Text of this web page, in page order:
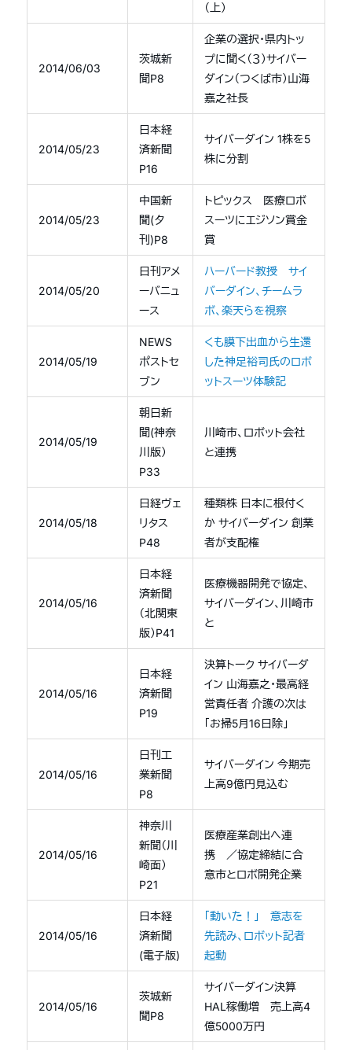
（上）
2014/06/03
茨城新
聞P8
企業の選択・県内トッ
プに聞く（３）サイバー
ダイン（つくば市）山海
嘉之社長
2014/05/23
日本経
済新聞
P16
サイバーダイン 1株を5
株に分割
2014/05/23
中国新
聞(夕
刊)P8
トピックス 医療ロボ
スーツにエジソン賞金
賞
2014/05/20
日刊アメ
ーバニュ
ース
ハーバード教授 サイ
バーダイン、チームラ
ボ、楽天らを視察
2014/05/19
NEWS
ポストセ
ブン
くも膜下出血から生還
した神足裕司氏のロボ
ットスーツ体験記
2014/05/19
朝日新
聞(神奈
川版）
P33
川崎市、ロボット会社
と連携
2014/05/18
日経ヴェ
リタス
P48
種類株 日本に根付く
か サイバーダイン 創業
者が支配権
2014/05/16
日本経
済新聞
（北関東
版）P41
医療機器開発で協定、
サイバーダイン、川崎市
と
2014/05/16
日本経
済新聞
P19
決算トーク サイバーダ
イン 山海嘉之・最高経
営責任者 介護の次は
「お掃5月16日除」
2014/05/16
日刊工
業新聞
P8
サイバーダイン 今期売
上高9億円見込む
2014/05/16
神奈川
新聞（川
崎面）
P21
医療産業創出へ連
携 ／協定締結に合
意市とロボ開発企業
2014/05/16
日本経
済新聞
(電子版)
「動いた！」 意志を
先読み、ロボット記者
起動
2014/05/16
茨城新
聞P8
サイバーダイン決算
HAL稼働増 売上高4
億5000万円